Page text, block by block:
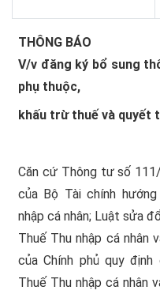
THÔNG BÁO
V/v đăng ký bổ sung
phụ thuộc,
khấu trừ thuế và quyết
Căn cứ Thông tư số
của Bộ Tài chính
nhập cá nhân; Luật sửa
Thuế Thu nhập cá nhân
của Chính phủ quy
Thuế Thu nhập cá nhân